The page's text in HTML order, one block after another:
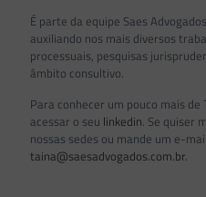
É parte da equipe Saes
auxiliando nos mais diversos
processuais, pesquisas
âmbito consultivo.
Para conhecer um pouco mais de
acessar o seu linkedin. Se quiser
nossas sedes ou mande um e-
taina@saesadvogados.com.br.